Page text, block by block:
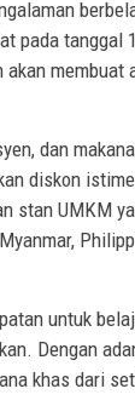
pada tanggal
dan
diskon
stan UMKM
untuk
Dengan
khas dari